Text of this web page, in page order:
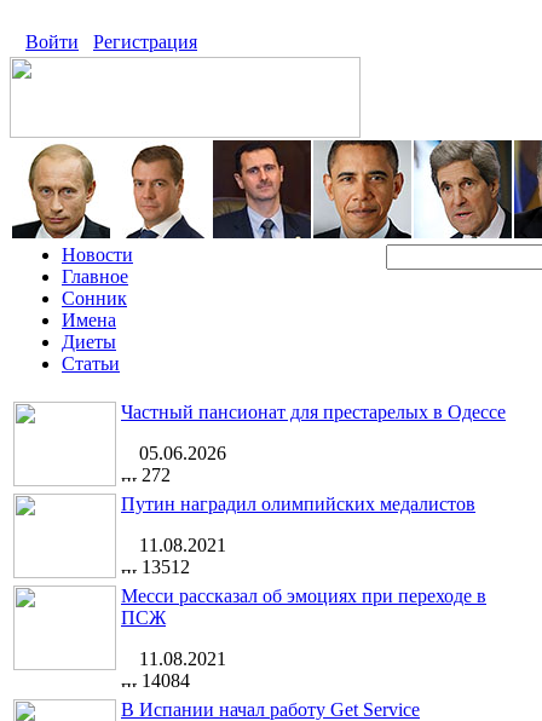
Войти Регистрация
Новости
Главное
Сонник
Имена
Диеты
Статьи
Частный пансионат для престарелых в Одессе
05.06.2026
272
Путин наградил олимпийских медалистов
11.08.2021
13512
Месси рассказал об эмоциях при переходе в
ПСЖ
11.08.2021
14084
В Испании начал работу Get Service